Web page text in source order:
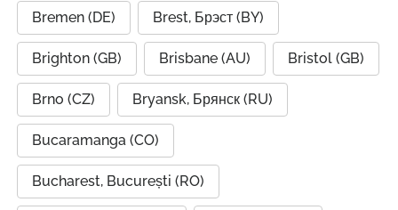
Bremen (DE) Brest, Брэст (BY)
Brighton (GB) Brisbane (AU) Bristol (GB)
Brno (CZ) Bryansk, Брянск (RU)
Bucaramanga (CO)
Bucharest, București (RO)